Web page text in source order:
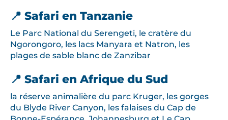
📍 Safari en Tanzanie
Le Parc National du Serengeti, le cratère du
Ngorongoro, les lacs Manyara et Natron, les
plages de sable blanc de Zanzibar
📍 Safari en Afrique du Sud
la réserve animalière du parc Kruger, les gorges
du Blyde River Canyon, les falaises du Cap de